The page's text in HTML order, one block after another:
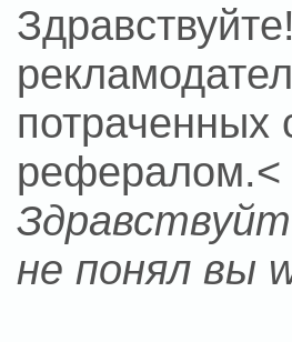
потраченных
рефералом.<
не понял вы